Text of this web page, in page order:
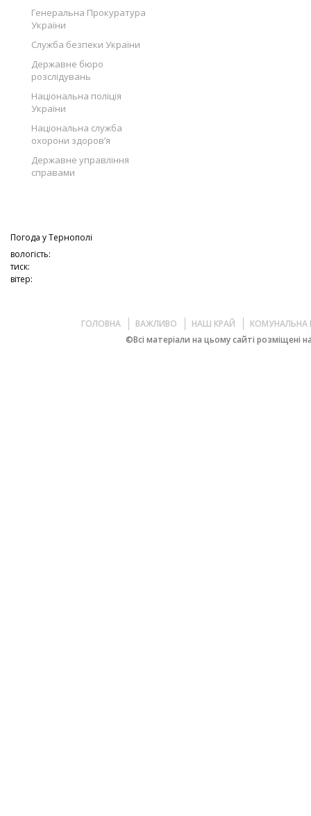
Генеральна Прокуратура
України
Служба безпеки України
Державне бюро
розслідувань
Національна поліція
України
Національна служба
охорони здоров’я
Державне управління
справами
Погода уТернополі
вологість:
тиск:
вітер:
ГОЛОВНА ВАЖЛИВО НАШ КРАЙ
КОМУНАЛЬНА
©Всі матеріали на цьому сайті розміщені